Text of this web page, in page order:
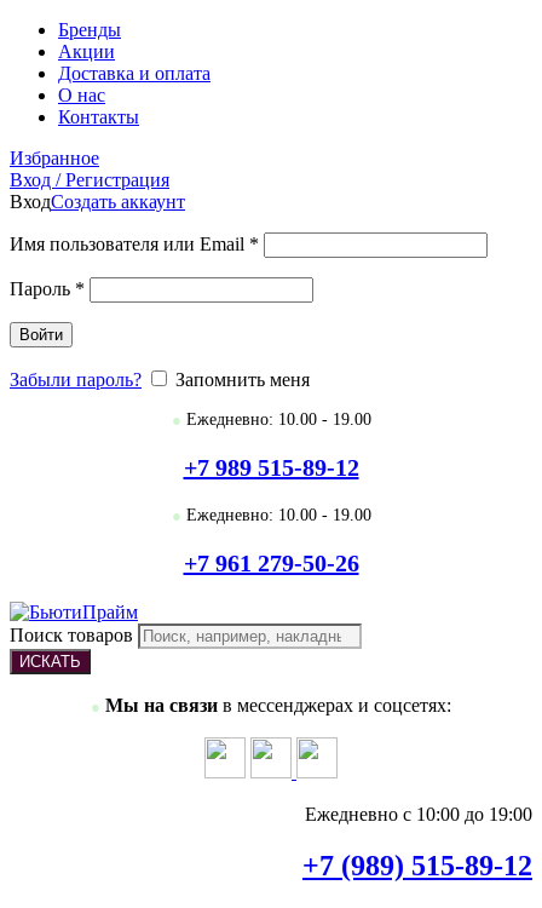
Бренды
Акции
Доставка и оплата
О нас
Контакты
Избранное
Вход / Регистрация
ВходСоздать аккаунт
Имя пользователя или Email *
Пароль *
Войти
Забыли пароль? Запомнить меня
● Ежедневно: 10.00 - 19.00
+7 989 515-89-12
● Ежедневно: 10.00 - 19.00
+7 961 279-50-26
Поиск товаров
ИСКАТЬ
● Мы на связи в мессенджерах и соцсетях:
Ежедневно с 10:00 до 19:00
+7 (989) 515-89-12